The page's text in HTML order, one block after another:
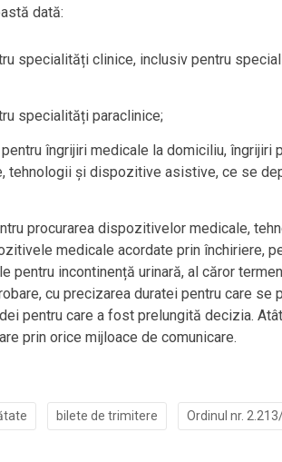
dată:
specialități clinice, inclusiv pentru
specialități paraclinice;
îngrijiri medicale la domiciliu, îngrijiri
tehnologii și dispozitive asistive, ce se
procurarea dispozitivelor medicale,
medicale acordate prin închiriere,
pentru incontinență urinară, al căror
cu precizarea duratei pentru care se
pentru care a fost prelungită decizia.
prin orice mijloace de comunicare.
bilete de trimitere Ordinul nr.